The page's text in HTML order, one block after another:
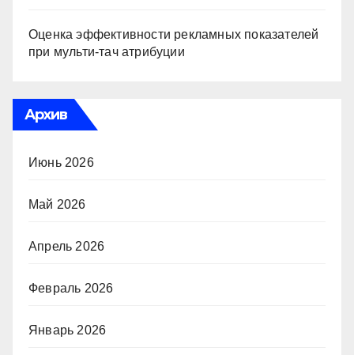
Оценка эффективности рекламных показателей
при мульти-тач атрибуции
Архив
Июнь 2026
Май 2026
Апрель 2026
Февраль 2026
Январь 2026